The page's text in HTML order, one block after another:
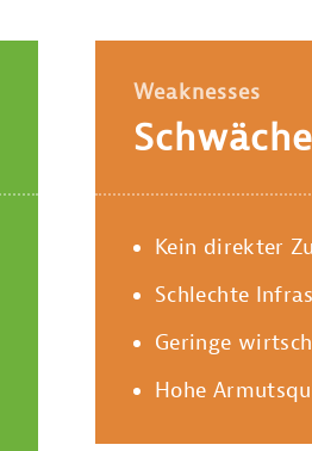
Weaknesses
Kein direkter
Schlechte
Geringe
Hohe